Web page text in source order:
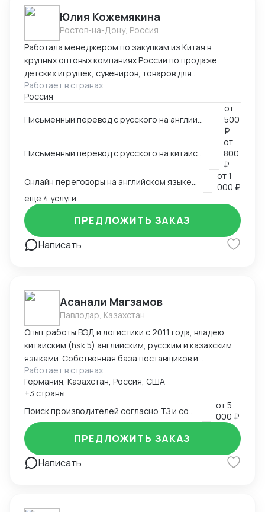
Юлия Кожемякина
Ростов-на-Дону, Россия
Работала менеджером по закупкам из Китая в
крупных оптовых компаниях России по продаже
детских игрушек, сувениров, товаров для
праздников,подарочной упаковки, садовой мебели и
других категорий более 8 лет. Знаю все стадии
сравнение, отбор выгодных условий -проведение
переговоров с поставщиками (английский язык B2,
китайский язык B1), -работа с дизайнерами по
заказа в Китае (оформление контракта, приложения
на оплату), -доставка и проверка образов из Китая,
-инспекции (онлайн и оффлайн), -организация
доставки товара из Китая (карго и "в белую"),
-оформление таможенных документов (инвойс,
упаковочный,спецификация), -планирование
поставщиками), -сопровождение в командировках в
качестве переводчика
Работает в странах
Россия
Письменный перевод с русского на английский язык и наоборот на любую заданную тему
от
500
₽
Письменный перевод с русского на китайский язык и наоборот на любую заданную тему
от
800
₽
от1
000 ₽
ещё 4 услуги
Написать
ПРЕДЛОЖИТЬ ЗАКАЗ
Асанали Магзамов
Павлодар, Казахстан
Опыт работы ВЭД и логистики с 2011 года, владею
китайским (hsk 5) английским, русским и казахским
языками. Собственная база поставщиков и
инспекторов для контроля качества. Опыт ведения
переговоров для получения оптимальных условий.
Работает в странах
Германия, Казахстан, Россия, США
+3 страны
от5
000 ₽
Написать
ПРЕДЛОЖИТЬ ЗАКАЗ